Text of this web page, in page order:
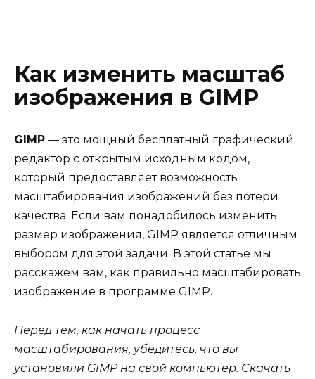
Как изменить масштаб
изображения в GIMP
GIMP — это мощный бесплатный графический
редактор с открытым исходным кодом,
который предоставляет возможность
масштабирования изображений без потери
качества. Если вам понадобилось изменить
размер изображения, GIMP является отличным
выбором для этой задачи. В этой статье мы
расскажем вам, как правильно масштабировать
изображение в программе GIMP.
Перед тем, как начать процесс
масштабирования, убедитесь, что вы
установили GIMP на свой компьютер. Скачать